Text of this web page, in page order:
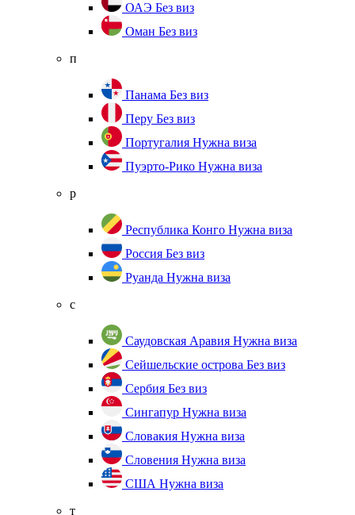
ОАЭ Без виз
Оман Без виз
п
Панама Без виз
Перу Без виз
Португалия Нужна виза
Пуэрто-Рико Нужна виза
р
Республика Конго Нужна виза
Россия Без виз
Руанда Нужна виза
с
Саудовская Аравия Нужна виза
Сейшельские острова Без виз
Сербия Без виз
Сингапур Нужна виза
Словакия Нужна виза
Словения Нужна виза
США Нужна виза
т